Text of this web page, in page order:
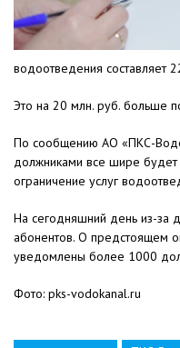
водоотведения составляет
Это на 20 млн. руб. больше
По сообщению АО «ПКС-
должниками все шире будет
ограничение услуг
На сегодняшний день из-за
абонентов. О предстоящем
уведомлены более 1000
Фото: pks-vodokanal.ru